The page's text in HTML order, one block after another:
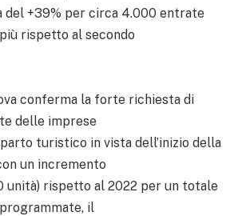
del +39% per circa 4.000 entrate
rispetto al secondo
conferma la forte richiesta di
delle imprese
turistico in vista dell’inizio della
un incremento
unità) rispetto al 2022 per un totale
il